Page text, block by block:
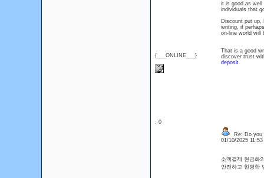
{___ONLINE___}
it is good as well
individuals that
Discount put up,
writing, if
on-line world
That is a good
discover trust
deposit
: 0
Re: Do you
01/10/2025
소액결제 현금화
안전하고 현명